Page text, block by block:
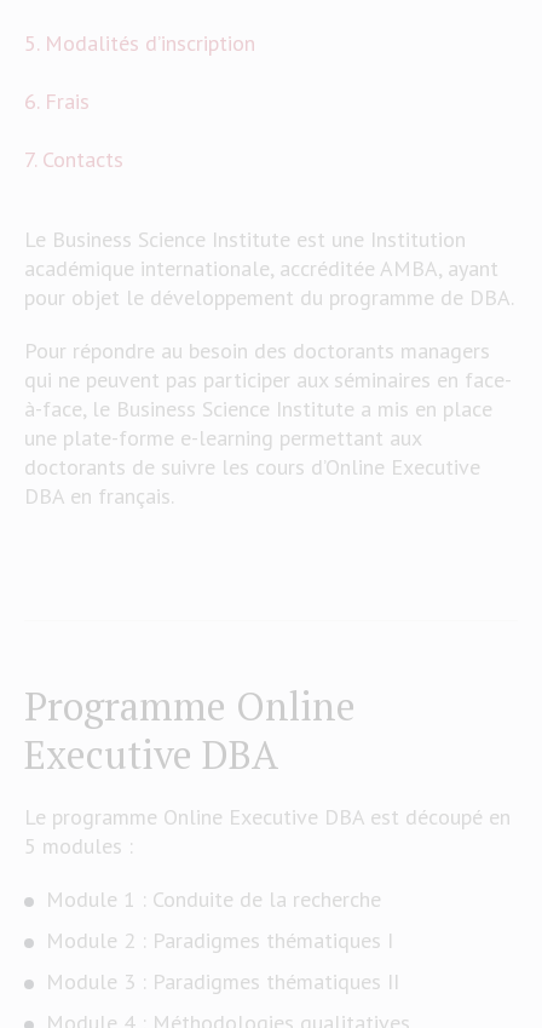
5. Modalités d’inscription
6. Frais
7. Contacts
Le Business Science Institute est une Institution
académique internationale, accréditée AMBA, ayant
pour objet le développement du programme de DBA.
Pour répondre au besoin des doctorants managers
qui ne peuvent pas participer aux séminaires en face-
à-face, le Business Science Institute a mis en place
une plate-forme e-learning permettant aux
doctorants de suivre les cours d’Online Executive
DBA en français.
Programme Online
Executive DBA
Le programme Online Executive DBA est découpé en
5 modules :
Module 1 : Conduite de la recherche
Module 2 : Paradigmes thématiques I
Module 3 : Paradigmes thématiques II